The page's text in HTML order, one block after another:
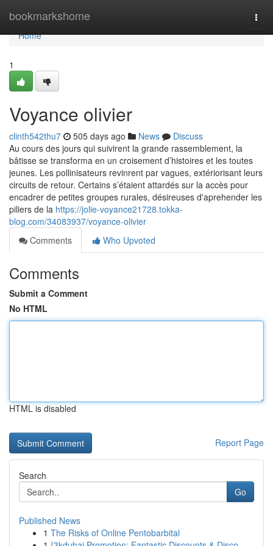
bookmarkshome
Home
Home
1
Voyance olivier
clinth542thu7 505 days ago News
Discuss
Au cours des jours qui suivirent la grande rassemblement, la
bâtisse se transforma en un croisement d’histoires et les toutes
jeunes. Les pollinisateurs revinrent par vagues, extériorisant leurs
circuits de retour. Certains s’étaient attardés sur la accès pour
encadrer de petites groupes rurales, désireuses d'aprehender les
piliers de la https://jolie-voyance21728.tokka-
blog.com/34083937/voyance-olivier
Comments
Who Upvoted
Comments
Submit a Comment
No HTML
HTML is disabled
Report Page
Search
Go
Published News
1 The Risks of Online Pentobarbital